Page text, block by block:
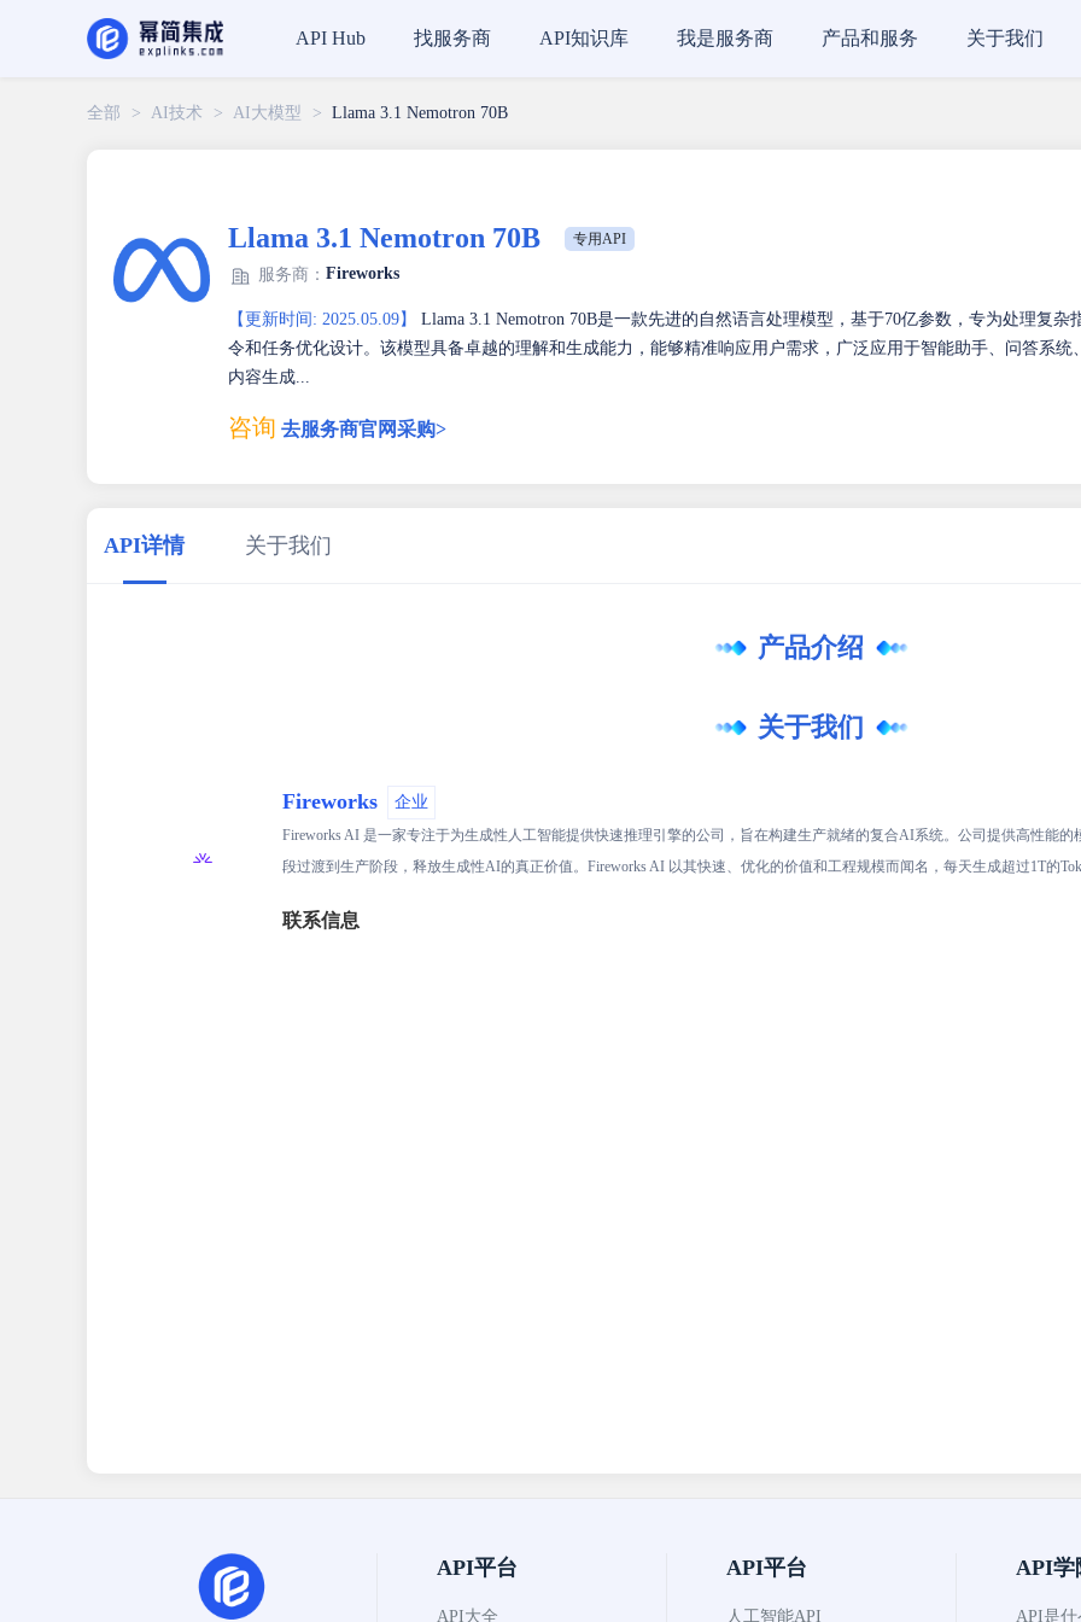
API Hub 找服务商 API知识库 我是服务商 产品和服务 关于我们
全部 > AI技术 > AI大模型 > Llama 3.1 Nemotron 70B
Llama 3.1 Nemotron 70B 专用API
服务商： Fireworks
【更新时间: 2025.05.09】
Llama 3.1 Nemotron 70B是一款先进的自然语言处理模型，基于70亿参数，专为处理复杂
令和任务优化设计。该模型具备卓越的理解和生成能力，能够精准响应用户需求，广泛应用于智能助手、问答系统
内容生成...
咨询 去服务商官网采购>
API详情 关于我们
产品介绍
关于我们
Fireworks 企业
Fireworks AI 是一家专注于为生成性人工智能提供快速推理引擎的公司，旨在构建生产就绪的复合AI系统。公司提供高性能
段过渡到生产阶段，释放生成性AI的真正价值。Fireworks AI 以其快速、优化的价值和工程规模而闻名，每天生成超过1T的
联系信息
API平台
API大全
API平台
人工智能API
API学
API是什